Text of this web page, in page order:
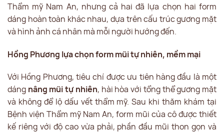
Thẩm mỹ Nam An, nhưng cả hai đã lựa chọn hai form
dáng hoàn toàn khác nhau, dựa trên cấu trúc gương mặt
và hình ảnh cá nhân mà mỗi người hướng đến.
Hồng Phương lựa chọn form mũi tự nhiên, mềm mại
Với Hồng Phương, tiêu chí được ưu tiên hàng đầu là một
dáng nâng mũi tự nhiên, hài hòa với tổng thể gương mặt
và không để lộ dấu vết thẩm mỹ. Sau khi thăm khám tại
Bệnh viện Thẩm mỹ Nam An, form mũi của cô được thiết
kế riêng với độ cao vừa phải, phần đầu mũi thon gọn và